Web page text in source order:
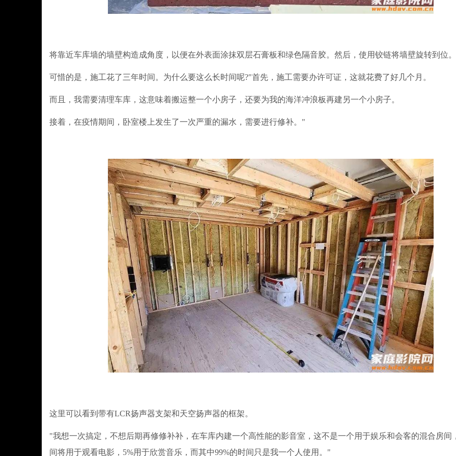
将靠近车库墙的墙壁构造成角度，以便在外表面涂抹双层石膏板和绿色隔音胶。然后，使用铰链将墙壁旋转到位。
可惜的是，施工花了三年时间。为什么要这么长时间呢?"首先，施工需要办许可证，这就花费了好几个月。
而且，我需要清理车库，这意味着搬运整一个小房子，还要为我的海洋冲浪板再建另一个小房子。
接着，在疫情期间，卧室楼上发生了一次严重的漏水，需要进行修补。"
这里可以看到带有LCR扬声器支架和天空扬声器的框架。
"我想一次搞定，不想后期再修修补补，在车库内建一个高性能的影音室，这不是一个用于娱乐和会客的混合房间
间将用于观看电影，5%用于欣赏音乐，而其中99%的时间只是我一个人使用。"